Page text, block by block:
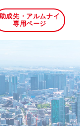
助成先・アルムナイ
専用ページ